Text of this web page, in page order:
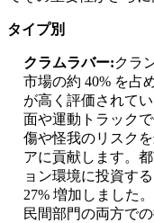
タイプ別
クラムラバー:クラ
市場の約 40% を占
が高く評価されて
面や運動トラック
傷や怪我のリスク
アに貢献します。
ョン環境に投資す
27% 増加しました
民間部門の両方で